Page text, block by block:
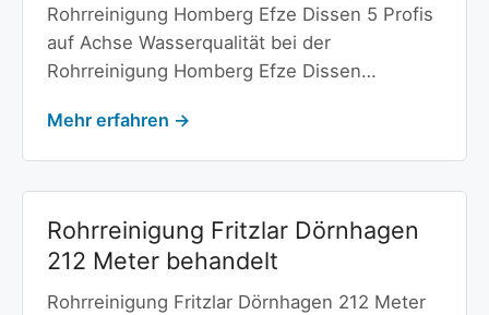
Rohrreinigung Homberg Efze Dissen 5 Profis
auf Achse Wasserqualität bei der
Rohrreinigung Homberg Efze Dissen…
Mehr erfahren →
Rohrreinigung Fritzlar Dörnhagen
212 Meter behandelt
Rohrreinigung Fritzlar Dörnhagen 212 Meter